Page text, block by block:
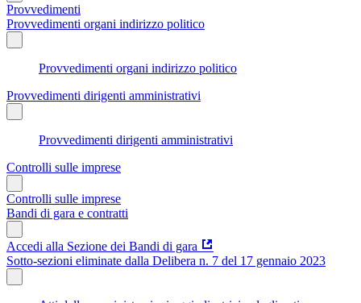
Provvedimenti
Provvedimenti organi indirizzo politico
Provvedimenti organi indirizzo politico
Provvedimenti dirigenti amministrativi
Provvedimenti dirigenti amministrativi
Controlli sulle imprese
Controlli sulle imprese
Bandi di gara e contratti
Accedi alla Sezione dei Bandi di gara
Sotto-sezioni eliminate dalla Delibera n. 7 del 17 gennaio 2023